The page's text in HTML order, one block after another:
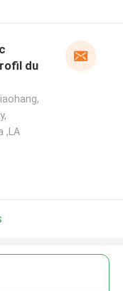
du
,LA